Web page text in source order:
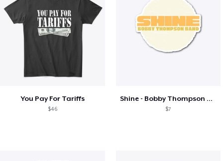
You Pay For Tariffs
$46
Shine - Bobby Thompson Band Merch
$7